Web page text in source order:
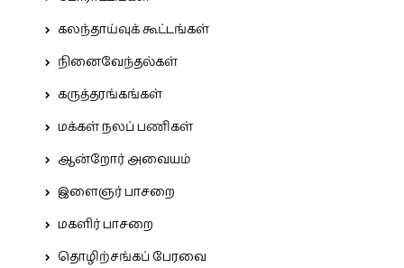
கலந்தாய்வுக் கூட்டங்கள்
நினைவேந்தல்கள்
கருத்தரங்கங்கள்
மக்கள் நலப் பணிகள்
ஆன்றோர் அவையம்
இளைஞர் பாசறை
மகளிர் பாசறை
தொழிற்சங்கப் பேரவை